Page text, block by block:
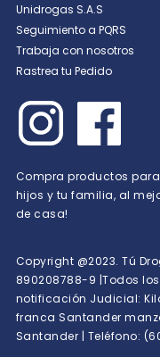
Unidrogas S.A.S
Seguimiento a PQRS
Trabaja con nosotros
Rastrea tu Pedido
Compra productos
hijos y tu familia, al
de casa!
Copyright @2023. Tú
890208788-9 |Todos
notificación Judicial:
franca Santander
Santander | Teléfono: